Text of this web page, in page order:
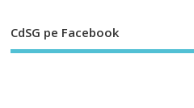
CdSG pe Facebook